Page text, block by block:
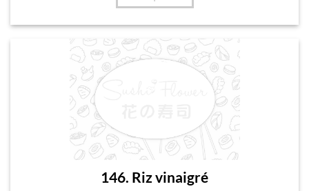
146. Riz vinaigré